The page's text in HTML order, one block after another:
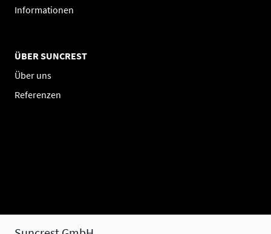
Informationen
ÜBER SUNCREST
Über uns
Referenzen